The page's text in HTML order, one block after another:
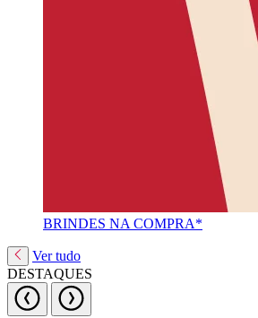
BRINDES NA COMPRA*
Ver tudo
DESTAQUES